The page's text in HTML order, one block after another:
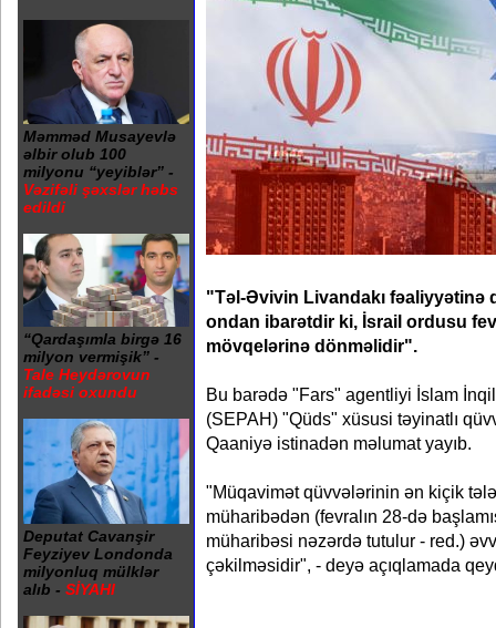
Məmməd Musayevlə
əlbir olub 100
milyonu “yeyiblər” -
Vəzifəli şəxslər həbs
edildi
“Qardaşımla birgə 16
milyon vermişik” -
Tale Heydərovun
ifadəsi oxundu
Deputat Cavanşir
Feyziyev Londonda
milyonluq mülklər
alıb - SİYAHI
"Təl-Əvivin Livandakı fəaliyyətinə
ondan ibarətdir ki, İsrail ordusu
mövqelərinə dönməlidir".
Bu barədə "Fars" agentliyi İslam
(SEPAH) "Qüds" xüsusi təyinatlı
Qaaniyə istinadən məlumat yayıb.
"Müqavimət qüvvələrinin ən kiçik
müharibədən (fevralın 28-də
müharibəsi nəzərdə tutulur - red.)
çəkilməsidir", - deyə açıqlamada